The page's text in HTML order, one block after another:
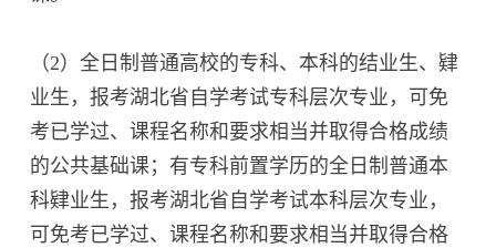
（2）全日制普通高校的专科、本科的结业生、肄
业生，报考湖北省自学考试专科层次专业，可免
考已学过、课程名称和要求相当并取得合格成绩
的公共基础课；有专科前置学历的全日制普通本
科肄业生，报考湖北省自学考试本科层次专业，
可免考已学过、课程名称和要求相当并取得合格